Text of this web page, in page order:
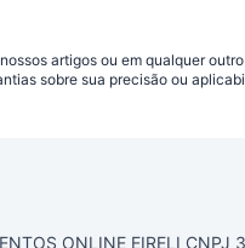
artigos ou em qualquer
sobre sua precisão ou
ONLINE EIRELI